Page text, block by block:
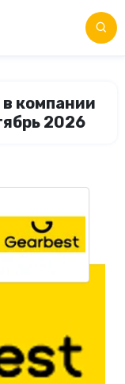
в компании
2026